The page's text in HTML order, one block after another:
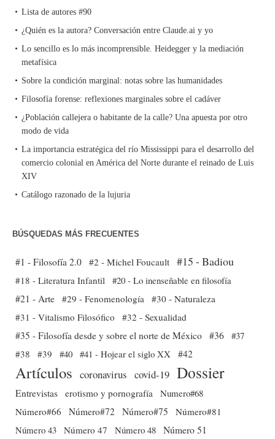
Lista de autores #90
¿Quién es la autora? Conversación entre Claude.ai y yo
Lo sencillo es lo más incomprensible. Heidegger y la mediación
metafísica
Sobre la condición marginal: notas sobre las humanidades
Filosofía forense: reflexiones marginales sobre el cadáver
¿Población callejera o habitante de la calle? Una apuesta por otro
modo de vida
La importancia estratégica del río Mississippi para el desarrollo del
comercio colonial en América del Norte durante el reinado de Luis
XIV
Catálogo razonado de la lujuria
BÚSQUEDAS MÁS FRECUENTES
#1 - Filosofía 2.0 #2 - Michel Foucault #15 - Badiou
#18 - Literatura Infantil #20 - Lo inenseñable en filosofía
#21 - Arte #29 - Fenomenología
#30 - Naturaleza
#31 - Vitalismo Filosófico
#32 - Sexualidad
#35 - Filosofía desde y sobre el norte de México #36 #37
#38
#39 #40 #41 - Hojear el siglo XX #42
Artículos coronavirus covid-19 Dossier
Entrevistas erotismo y pornografía
Numero#68
Número#66
Número#72 Número#75
Número#81
Número 43 Número 47 Número 48 Número 51